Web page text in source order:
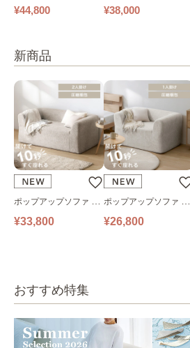
ァ｜ベージュ
¥44,800
け
¥38,000
新商品
ポップアップソファ ソ
ファ フロアソファ 幅14
¥33,800
ポップアップソファ ソ
ファ フロアソファ 幅10
¥26,800
おすすめ特集